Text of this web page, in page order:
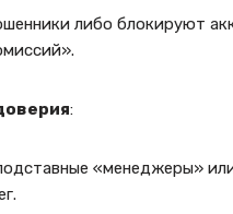
либо блокируют
:
«менеджеры»